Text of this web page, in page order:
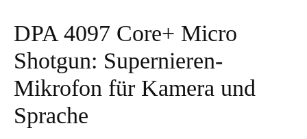
DPA 4097 Core+ Micro
Shotgun: Supernieren-
Mikrofon für Kamera und
Sprache